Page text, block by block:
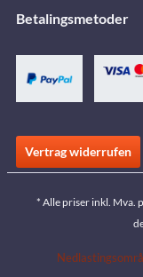
Betalingsmetoder
Vertrag widerrufen
* Alle priser inkl. Mva.